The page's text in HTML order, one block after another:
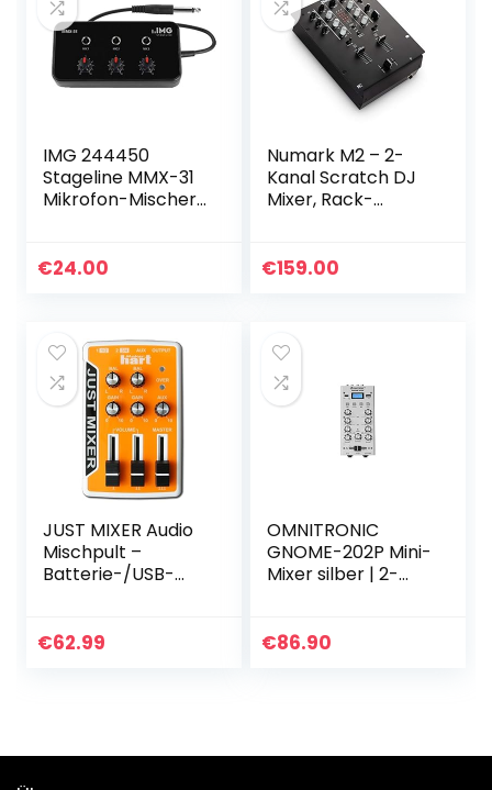
IMG 244450
Stageline MMX-31
Mikrofon-Mischer,
schwarz
€24.00
Numark M2 – 2-
Kanal Scratch DJ
Mixer, Rack-
Mikrofoneingang
€159.00
JUST MIXER Audio
Mischpult –
Batterie-/USB-
Taschen-Audio
€62.99
OMNITRONIC
GNOME-202P Mini-
Mixer silber | 2-
MP3-Player im
€86.90